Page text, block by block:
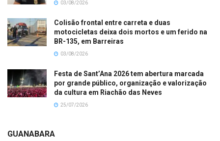
03/08/2026
Colisão frontal entre carreta e duas
motocicletas deixa dois mortos e um ferido na
BR-135, em Barreiras
03/08/2026
Festa de Sant’Ana 2026 tem abertura marcada
por grande público, organização e valorização
da cultura em Riachão das Neves
25/07/2026
GUANABARA